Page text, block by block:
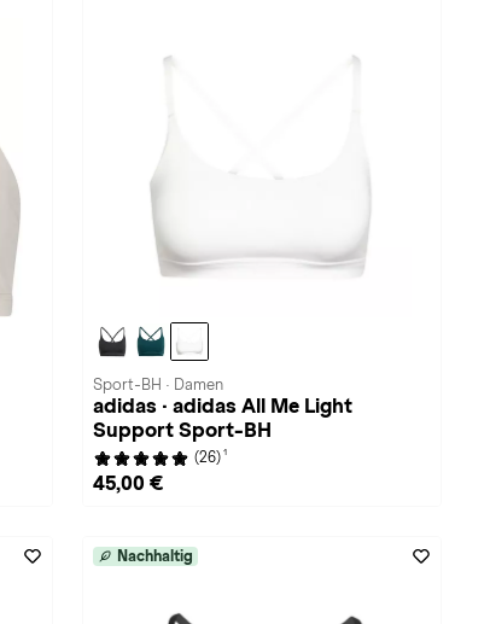
Sport-BH · Damen
adidas · adidas All Me Light
Support Sport-BH
(26) 1
45,00 €
Nachhaltig